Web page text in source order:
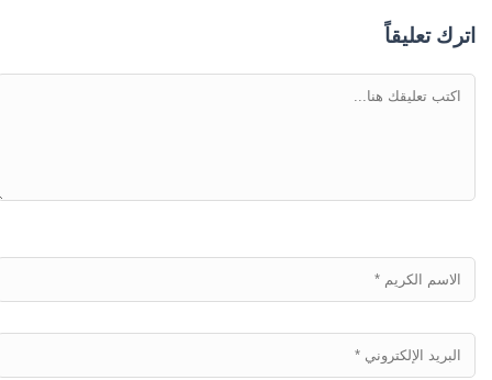
اترك تعليقاً